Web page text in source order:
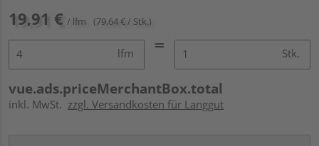
19,91 € / lfm (79,64 € / Stk.)
lfm Stk.
vue.ads.priceMerchantBox.total
inkl. MwSt. zzgl. Versandkosten für Langgut